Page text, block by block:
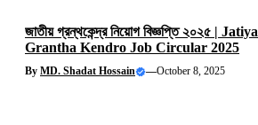
জাতীয় গ্রন্থকেন্দ্র নিয়োগ বিজ্ঞপ্তি ২০২৫ | Jatiya
Grantha Kendro Job Circular 2025
By MD. Shadat Hossain —October 8, 2025